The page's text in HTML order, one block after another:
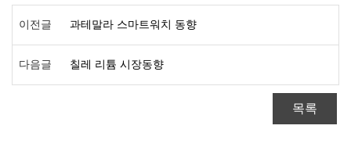
이전글 과테말라 스마트워치 동향
다음글 칠레 리튬 시장동향
목록